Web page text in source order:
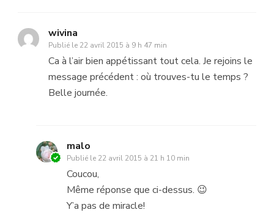
wivina
Publié le 22 avril 2015 à 9 h 47 min
Ca à l’air bien appétissant tout cela. Je rejoins le
message précédent : où trouves-tu le temps ?
Belle journée.
malo
Publié le 22 avril 2015 à 21 h 10 min
Coucou,
Même réponse que ci-dessus. 😉
Y’a pas de miracle!